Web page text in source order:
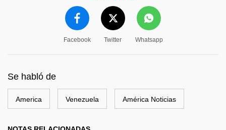
Facebook Twitter Whatsapp
Se habló de
America Venezuela América Noticias